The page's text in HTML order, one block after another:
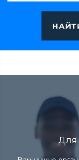
Для